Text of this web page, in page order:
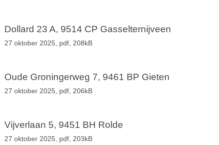
Dollard 23 A, 9514 CP Gasselternijveen
27 oktober 2025, pdf, 208kB
Oude Groningerweg 7, 9461 BP Gieten
27 oktober 2025, pdf, 206kB
Vijverlaan 5, 9451 BH Rolde
27 oktober 2025, pdf, 203kB